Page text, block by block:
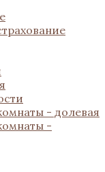
- долевая
-